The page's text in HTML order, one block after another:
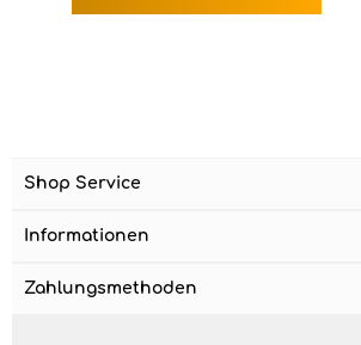
Shop Service
Informationen
Zahlungsmethoden